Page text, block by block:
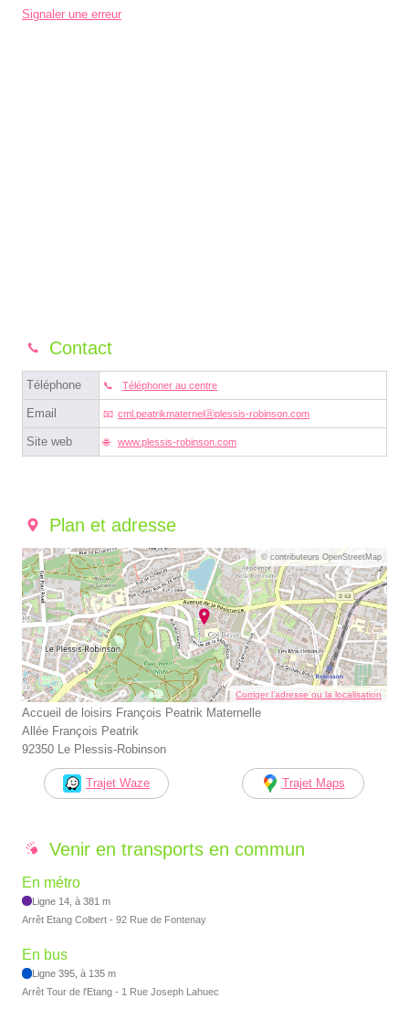
Signaler une erreur
Contact
Téléphone Téléphoner au centre
Email cml.peatrikmaternelⓐplessis-robinson.com
Site web www.plessis-robinson.com
Plan et adresse
© contributeurs OpenStreetMap
Corriger l’adresse ou la localisation
Accueil de loisirs François Peatrik Maternelle
Allée François Peatrik
92350 Le Plessis-Robinson
Trajet Waze Trajet Maps
Venir en transports en commun
En métro
Ligne 14, à 381 m
Arrêt Etang Colbert - 92 Rue de Fontenay
En bus
Ligne 395, à 135 m
Arrêt Tour de l'Etang - 1 Rue Joseph Lahuec